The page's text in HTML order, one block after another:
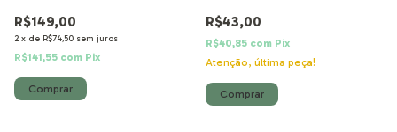
R$149,00
2 x de R$74,50 sem juros
R$141,55 com Pix
R$43,00
R$40,85 com Pix
Atenção, última peça!